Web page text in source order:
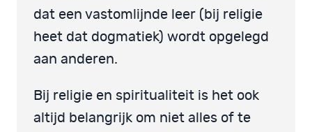
dat een vastomlijnde leer (bij religie
heet dat dogmatiek) wordt opgelegd
aan anderen.
Bij religie en spiritualiteit is het ook
altijd belangrijk om niet alles of te